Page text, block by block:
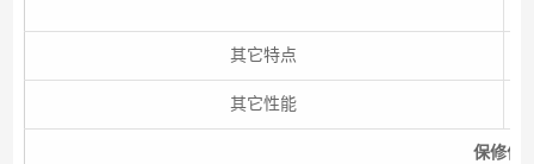
其它特点
其它性能
保修信